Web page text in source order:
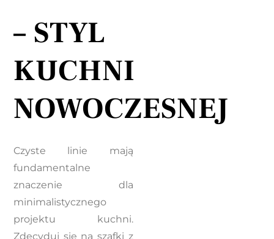
– STYL
KUCHNI
NOWOCZESNEJ
Czyste linie mają
fundamentalne
znaczenie dla
minimalistycznego
projektu kuchni.
Zdecyduj się na szafki z